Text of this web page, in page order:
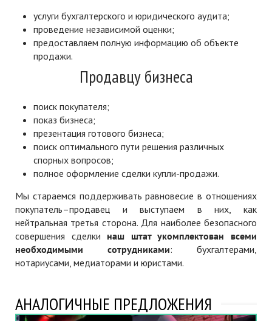
услуги бухгалтерского и юридического аудита;
проведение независимой оценки;
предоставляем полную информацию об объекте
продажи.
Продавцу бизнеса
поиск покупателя;
показ бизнеса;
презентация готового бизнеса;
поиск оптимального пути решения различных
спорных вопросов;
полное оформление сделки купли-продажи.
Мы стараемся поддерживать равновесие в отношениях
покупатель–продавец и выступаем в них, как
нейтральная третья сторона. Для наиболее безопасного
совершения сделки наш штат укомплектован всеми
необходимыми сотрудниками: бухгалтерами,
нотариусами, медиаторами и юристами.
АНАЛОГИЧНЫЕ ПРЕДЛОЖЕНИЯ